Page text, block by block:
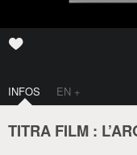
INFOS EN +
TITRA FILM :